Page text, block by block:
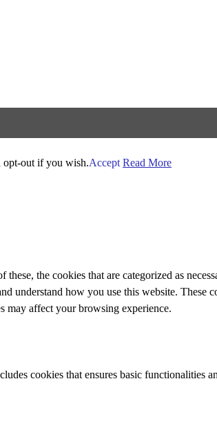
opt-out if you wish.Accept Read More
the cookies that are categorized as
understand how you use this website.
may affect your browsing experience.
cookies that ensures basic functionalities